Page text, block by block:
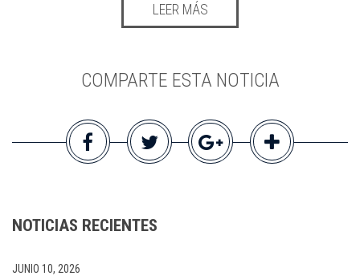
LEER MÁS
COMPARTE ESTA NOTICIA
NOTICIAS RECIENTES
JUNIO 10, 2026